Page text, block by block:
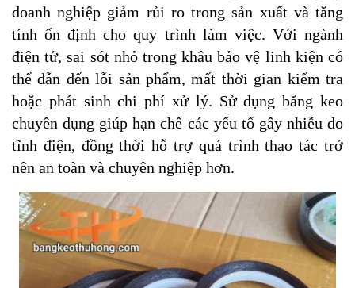
doanh nghiệp giảm rủi ro trong sản xuất và tăng
tính ổn định cho quy trình làm việc. Với ngành
điện tử, sai sót nhỏ trong khâu bảo vệ linh kiện có
thể dẫn đến lỗi sản phẩm, mất thời gian kiểm tra
hoặc phát sinh chi phí xử lý. Sử dụng băng keo
chuyên dụng giúp hạn chế các yếu tố gây nhiễu do
tĩnh điện, đồng thời hỗ trợ quá trình thao tác trở
nên an toàn và chuyên nghiệp hơn.